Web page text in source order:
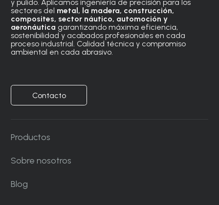
y pulido. Aplicamos ingeniería de precisión para los
sectores del metal, la madera, construcción,
composites, sector náutico, automoción y
aeronáutica garantizando máxima eficiencia,
sostenibilidad y acabados profesionales en cada
proceso industrial. Calidad técnica y compromiso
ambiental en cada abrasivo.
Contacto
Productos
Sobre nosotros
Blog